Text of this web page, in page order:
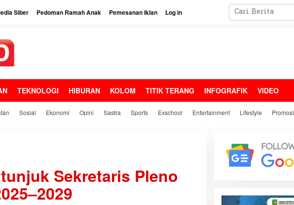
Siber Pedoman Ramah Anak Pemesanan Iklan Log in
TEKNOLOGI HIBURAN KOLOM TITIK TERANG INFOGRAFIK VIDEO
Sosial Ekonomi Opini Sastra Sports Exschool Entertainment Lifestyle Promosi
Sekretaris Pleno